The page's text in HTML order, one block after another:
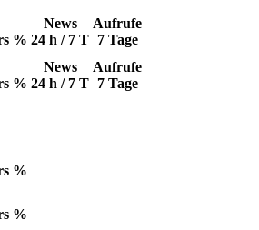
%
News
24 h / 7 T
Aufrufe
7 Tage
%
News
24 h / 7 T
Aufrufe
7 Tage
%
%